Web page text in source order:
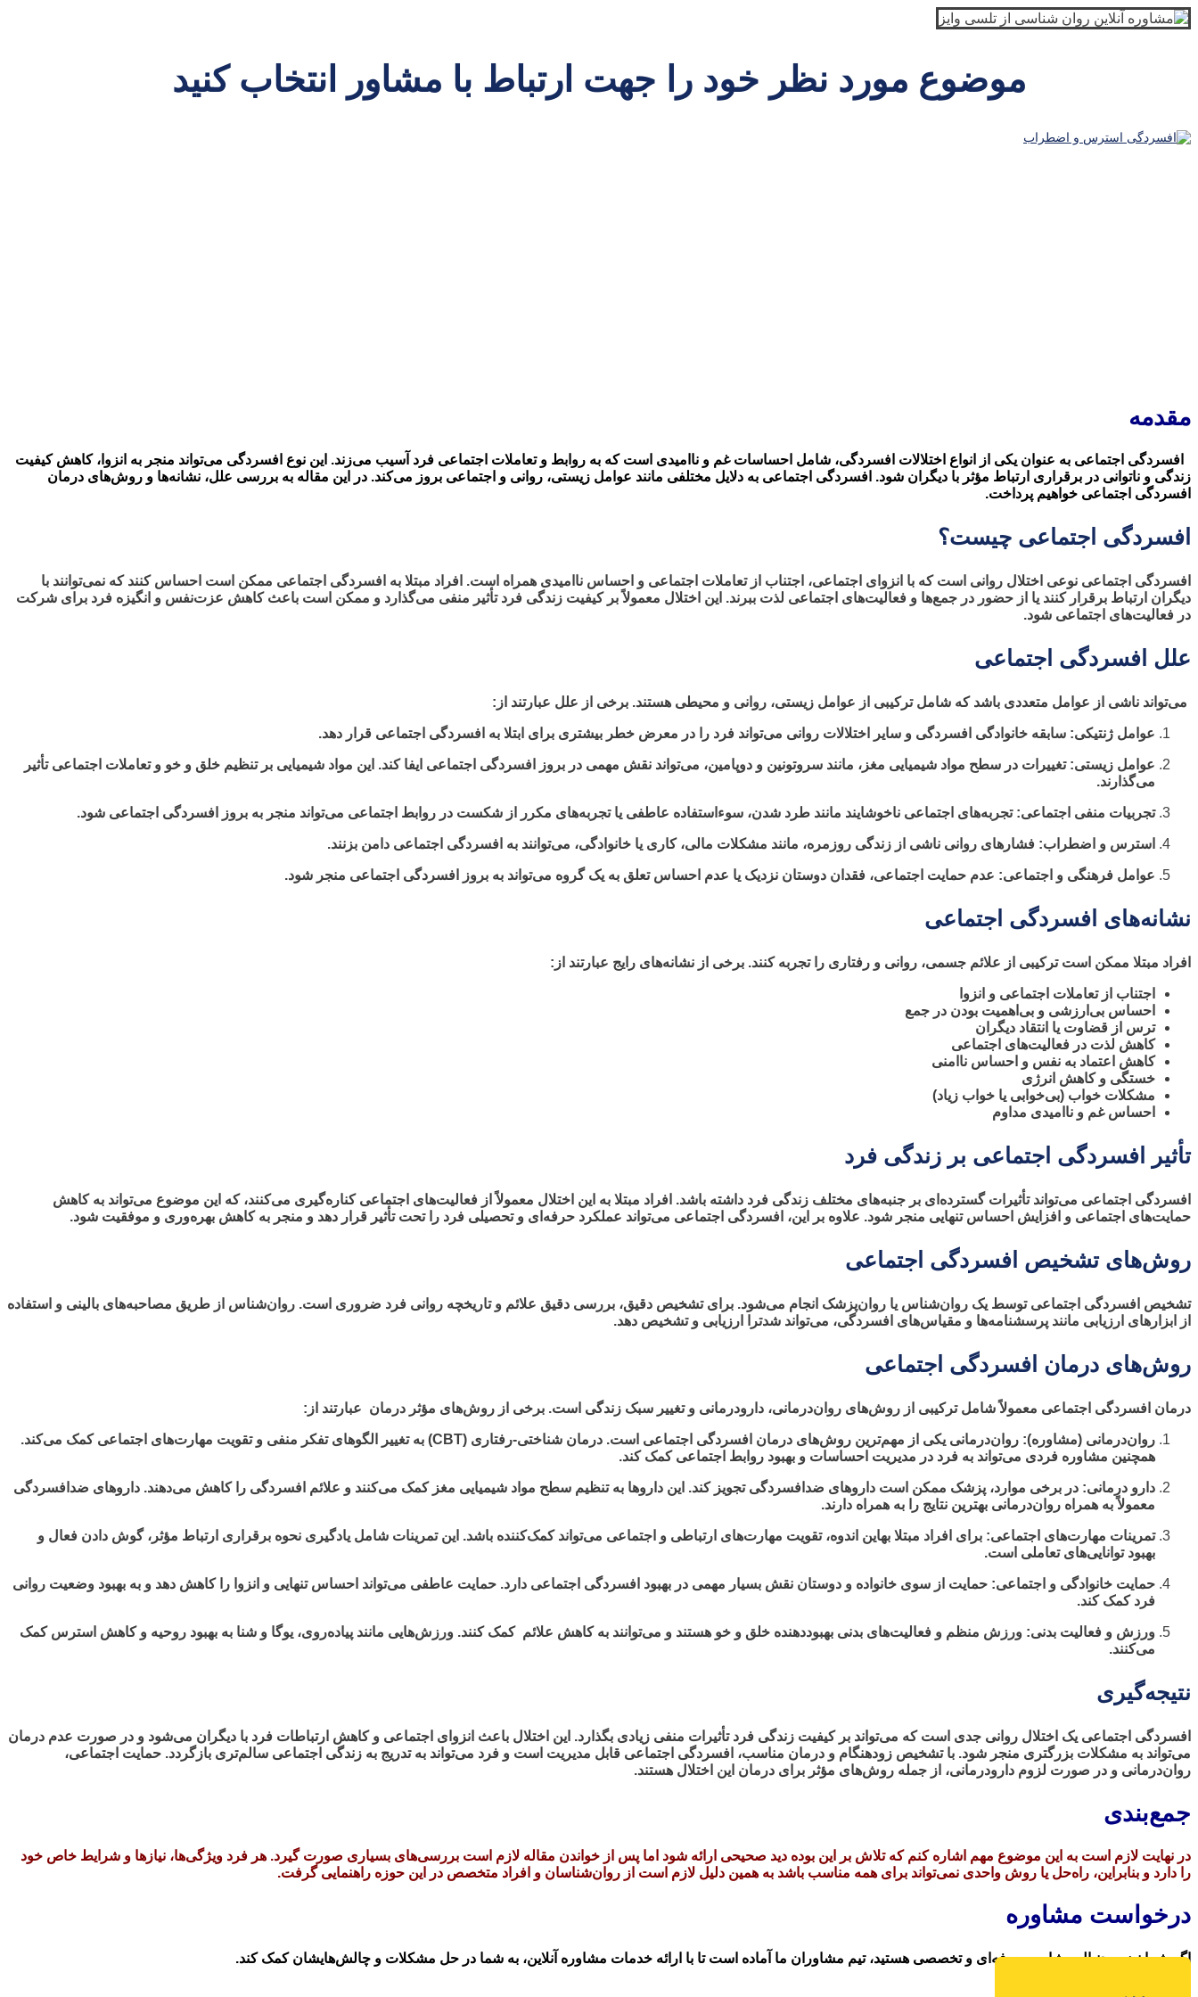
موضوع مورد نظر خود را جهت ارتباط با مشاور انتخاب کنید
مقدمه
افسردگی اجتماعی به عنوان یکی از انواع اختلالات افسردگی، شامل احساسات غم و ناامیدی است که به روابط و تعاملات اجتماعی فرد آسیب می‌زند. این نوع افسردگی می‌تواند منجر به انزوا، کاهش کیفیت
زندگی و ناتوانی در برقراری ارتباط مؤثر با دیگران شود. افسردگی اجتماعی به دلایل مختلفی مانند عوامل زیستی، روانی و اجتماعی بروز می‌کند. در این مقاله به بررسی علل، نشانه‌ها و روش‌های درمان
افسردگی اجتماعی خواهیم پرداخت.
افسردگی اجتماعی چیست؟
افسردگی اجتماعی نوعی اختلال روانی است که با انزوای اجتماعی، اجتناب از تعاملات اجتماعی و احساس ناامیدی همراه است. افراد مبتلا به افسردگی اجتماعی ممکن است احساس کنند که نمی‌توانند با
دیگران ارتباط برقرار کنند یا از حضور در جمع‌ها و فعالیت‌های اجتماعی لذت ببرند. این اختلال معمولاً بر کیفیت زندگی فرد تأثیر منفی می‌گذارد و ممکن است باعث کاهش عزت‌نفس و انگیزه فرد برای شرکت
در فعالیت‌های اجتماعی شود.
علل افسردگی اجتماعی
می‌تواند ناشی از عوامل متعددی باشد که شامل ترکیبی از عوامل زیستی، روانی و محیطی هستند. برخی از علل عبارتند از:
عوامل ژنتیکی: سابقه خانوادگی افسردگی و سایر اختلالات روانی می‌تواند فرد را در معرض خطر بیشتری برای ابتلا به افسردگی اجتماعی قرار دهد.
عوامل زیستی: تغییرات در سطح مواد شیمیایی مغز، مانند سروتونین و دوپامین، می‌تواند نقش مهمی در بروز افسردگی اجتماعی ایفا کند. این مواد شیمیایی بر تنظیم خلق و خو و تعاملات اجتماعی تأثیر
می‌گذارند.
تجربیات منفی اجتماعی: تجربه‌های اجتماعی ناخوشایند مانند طرد شدن، سوءاستفاده عاطفی یا تجربه‌های مکرر از شکست در روابط اجتماعی می‌تواند منجر به بروز افسردگی اجتماعی شود.
استرس و اضطراب: فشارهای روانی ناشی از زندگی روزمره، مانند مشکلات مالی، کاری یا خانوادگی، می‌توانند به افسردگی اجتماعی دامن بزنند.
عوامل فرهنگی و اجتماعی: عدم حمایت اجتماعی، فقدان دوستان نزدیک یا عدم احساس تعلق به یک گروه می‌تواند به بروز افسردگی اجتماعی منجر شود.
نشانه‌های افسردگی اجتماعی
افراد مبتلا ممکن است ترکیبی از علائم جسمی، روانی و رفتاری را تجربه کنند. برخی از نشانه‌های رایج عبارتند از:
اجتناب از تعاملات اجتماعی و انزوا
احساس بی‌ارزشی و بی‌اهمیت بودن در جمع
ترس از قضاوت یا انتقاد دیگران
کاهش لذت در فعالیت‌های اجتماعی
کاهش اعتماد به نفس و احساس ناامنی
خستگی و کاهش انرژی
مشکلات خواب (بی‌خوابی یا خواب زیاد)
احساس غم و ناامیدی مداوم
تأثیر افسردگی اجتماعی بر زندگی فرد
افسردگی اجتماعی می‌تواند تأثیرات گسترده‌ای بر جنبه‌های مختلف زندگی فرد داشته باشد. افراد مبتلا به این اختلال معمولاً از فعالیت‌های اجتماعی کناره‌گیری می‌کنند، که این موضوع می‌تواند به کاهش
حمایت‌های اجتماعی و افزایش احساس تنهایی منجر شود. علاوه بر این، افسردگی اجتماعی می‌تواند عملکرد حرفه‌ای و تحصیلی فرد را تحت تأثیر قرار دهد و منجر به کاهش بهره‌وری و موفقیت شود.
روش‌های تشخیص افسردگی اجتماعی
تشخیص افسردگی اجتماعی توسط یک روان‌شناس یا روان‌پزشک انجام می‌شود. برای تشخیص دقیق، بررسی دقیق علائم و تاریخچه روانی فرد ضروری است. روان‌شناس از طریق مصاحبه‌های بالینی و استفاده
از ابزارهای ارزیابی مانند پرسشنامه‌ها و مقیاس‌های افسردگی، می‌تواند شدترا ارزیابی و تشخیص دهد.
روش‌های درمان افسردگی اجتماعی
درمان افسردگی اجتماعی معمولاً شامل ترکیبی از روش‌های روان‌درمانی، دارودرمانی و تغییر سبک زندگی است. برخی از روش‌های مؤثر درمان عبارتند از:
روان‌درمانی (مشاوره): روان‌درمانی یکی از مهم‌ترین روش‌های درمان افسردگی اجتماعی است. درمان شناختی-رفتاری (CBT) به تغییر الگوهای تفکر منفی و تقویت مهارت‌های اجتماعی کمک می‌کند.
همچنین مشاوره فردی می‌تواند به فرد در مدیریت احساسات و بهبود روابط اجتماعی کمک کند.
دارو درمانی: در برخی موارد، پزشک ممکن است داروهای ضدافسردگی تجویز کند. این داروها به تنظیم سطح مواد شیمیایی مغز کمک می‌کنند و علائم افسردگی را کاهش می‌دهند. داروهای ضدافسردگی
معمولاً به همراه روان‌درمانی بهترین نتایج را به همراه دارند.
تمرینات مهارت‌های اجتماعی: برای افراد مبتلا بهاین اندوه، تقویت مهارت‌های ارتباطی و اجتماعی می‌تواند کمک‌کننده باشد. این تمرینات شامل یادگیری نحوه برقراری ارتباط مؤثر، گوش دادن فعال و
بهبود توانایی‌های تعاملی است.
حمایت خانوادگی و اجتماعی: حمایت از سوی خانواده و دوستان نقش بسیار مهمی در بهبود افسردگی اجتماعی دارد. حمایت عاطفی می‌تواند احساس تنهایی و انزوا را کاهش دهد و به بهبود وضعیت روانی
فرد کمک کند.
ورزش و فعالیت بدنی: ورزش منظم و فعالیت‌های بدنی بهبوددهنده خلق و خو هستند و می‌توانند به کاهش علائم کمک کنند. ورزش‌هایی مانند پیاده‌روی، یوگا و شنا به بهبود روحیه و کاهش استرس کمک
می‌کنند.
نتیجه‌گیری
افسردگی اجتماعی یک اختلال روانی جدی است که می‌تواند بر کیفیت زندگی فرد تأثیرات منفی زیادی بگذارد. این اختلال باعث انزوای اجتماعی و کاهش ارتباطات فرد با دیگران می‌شود و در صورت عدم درمان
می‌تواند به مشکلات بزرگتری منجر شود. با تشخیص زودهنگام و درمان مناسب، افسردگی اجتماعی قابل مدیریت است و فرد می‌تواند به تدریج به زندگی اجتماعی سالم‌تری بازگردد. حمایت اجتماعی،
روان‌درمانی و در صورت لزوم دارودرمانی، از جمله روش‌های مؤثر برای درمان این اختلال هستند.
جمع‌بندی
در نهایت لازم است به این موضوع مهم اشاره کنم که تلاش بر این بوده دید صحیحی ارائه شود اما پس از خواندن مقاله لازم است بررسی‌های بسیاری صورت گیرد. هر فرد ویژگی‌ها، نیازها و شرایط خاص خود
را دارد و بنابراین، راه‌حل یا روش واحدی نمی‌تواند برای همه مناسب باشد به همین دلیل لازم است از روان‌شناسان و افراد متخصص در این حوزه راهنمایی گرفت.
درخواست مشاوره
اگر شما نیز به دنبال مشاوره حرفه‌ای و تخصصی هستید، تیم مشاوران ما آماده است تا با ارائه خدمات مشاوره آنلاین، به شما در حل مشکلات و چالش‌هایشان کمک کند.